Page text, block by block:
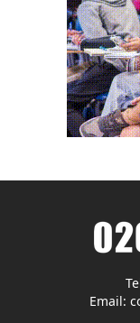
Email: